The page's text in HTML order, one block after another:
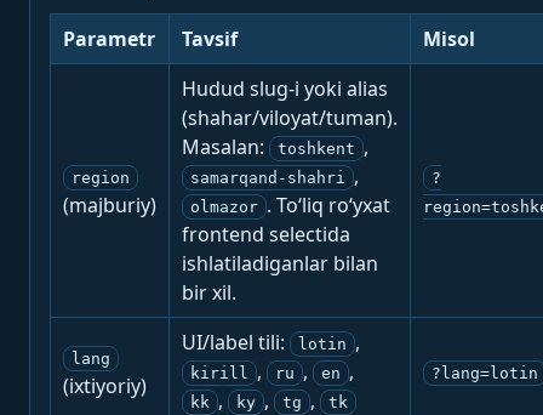
Parametr Tavsif Misol
region
(majburiy)
Hudud slug-i yoki alias
(shahar/viloyat/tuman).
Masalan:
toshkent ,
samarqand-shahri ,
olmazor . To‘liq ro‘yxat
frontend selectida
ishlatiladiganlar bilan
bir xil.
?
lang
(ixtiyoriy)
UI/label tili: lotin ,
kirill , ru , en ,
kk , ky , tg , tk
?lang=lotin